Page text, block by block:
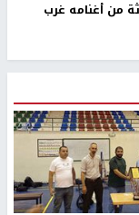
من أغنامه غرب